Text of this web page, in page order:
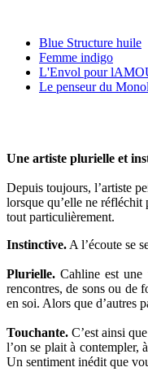
Blue Structure huile
Femme indigo
L'Envol pour
Le penseur du
Une artiste plurielle et
Depuis toujours, l’artiste
lorsque qu’elle ne réfléchit
tout particulièrement.
Instinctive. A l’écoute se
Plurielle. Cahline est une
rencontres, de sons ou de
en soi. Alors que d’autres
Touchante. C’est ainsi
l’on se plait à contempler,
Un sentiment inédit que